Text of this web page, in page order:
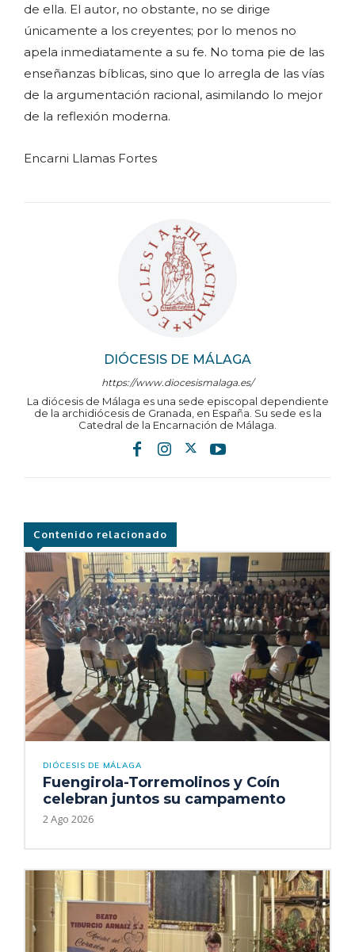
DIÓCESIS DE MÁLAGA
https://www.diocesismalaga.es/
La diócesis de Málaga es una sede episcopal dependiente
de la archidiócesis de Granada, en España. Su sede es la
Catedral de la Encarnación de Málaga.
de ella. El autor, no obstante, no se dirige
únicamente a los creyentes; por lo menos no
apela inmediatamente a su fe. No toma pie de las
enseñanzas bíblicas, sino que lo arregla de las vías
de la argumentación racional, asimilando lo mejor
de la reflexión moderna.
Encarni Llamas Fortes
Contenido relacionado
DIÓCESIS DE MÁLAGA
Fuengirola-Torremolinos y Coín
celebran juntos su campamento
2 Ago 2026